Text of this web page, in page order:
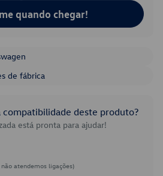
quando chegar!
de fábrica
compatibilidade deste produto?
está pronta para ajudar!
atendemos ligações)